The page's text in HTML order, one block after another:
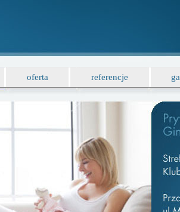
oferta referencje